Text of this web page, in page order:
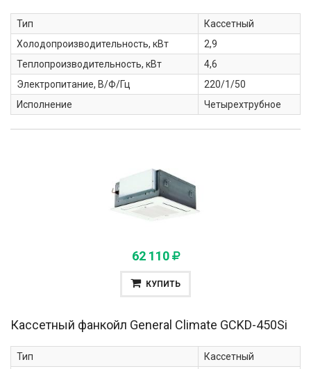
Тип
Кассетный
Холодопроизводительность, кВт
2,9
Теплопроизводительность, кВт
4,6
Электропитание, В/Ф/Гц
220/1/50
Исполнение
Четырехтрубное
62 110
КУПИТЬ
Кассетный фанкойл General Climate GCKD-450Si
Тип
Кассетный